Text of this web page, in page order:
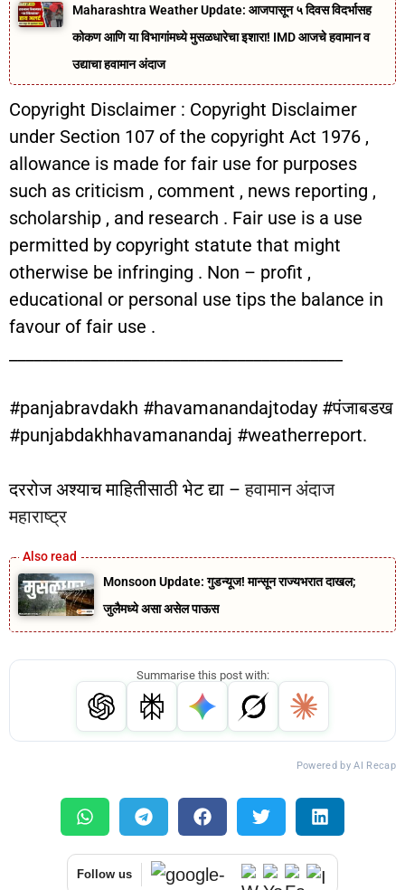
Maharashtra Weather Update: आजपासून ५ दिवस विदर्भासह
कोकण आणि या विभागांमध्ये मुसळधारेचा इशारा! IMD आजचे हवामान व
उद्याचा हवामान अंदाज
Copyright Disclaimer : Copyright Disclaimer
under Section 107 of the copyright Act 1976 ,
allowance is made for fair use for purposes
such as criticism , comment , news reporting ,
scholarship , and research . Fair use is a use
permitted by copyright statute that might
otherwise be infringing . Non – profit ,
educational or personal use tips the balance in
favour of fair use .
#panjabravdakh #havamanandajtoday #पंजाबडख
#punjabdakhhavamanandaj #weatherreport.
दररोज अश्याच माहितीसाठी भेट द्या –हवामान अंदाज
महाराष्ट्र
Monsoon Update: गुडन्यूज! मान्सून राज्यभरात दाखल;
जुलैमध्ये असा असेल पाऊस
Summarise this post with:
Powered by AI Recap
Follow us